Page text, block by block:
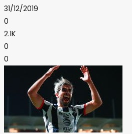
31/12/2019
0
2.1K
0
0